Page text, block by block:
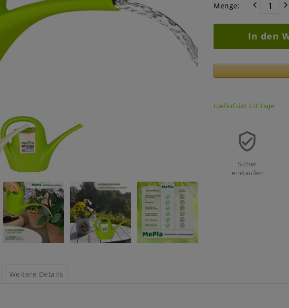
Menge:
In den
Lieferfrist 1-3 Tage
Sicher
einkaufen
Weitere Details